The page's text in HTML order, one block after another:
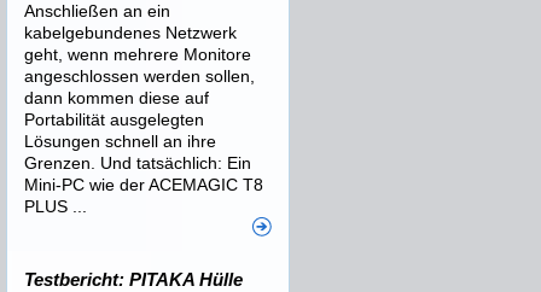
Anschließen an ein
kabelgebundenes Netzwerk
geht, wenn mehrere Monitore
angeschlossen werden sollen,
dann kommen diese auf
Portabilität ausgelegten
Lösungen schnell an ihre
Grenzen. Und tatsächlich: Ein
Mini-PC wie der ACEMAGIC T8
PLUS ...
Testbericht: PITAKA Hülle